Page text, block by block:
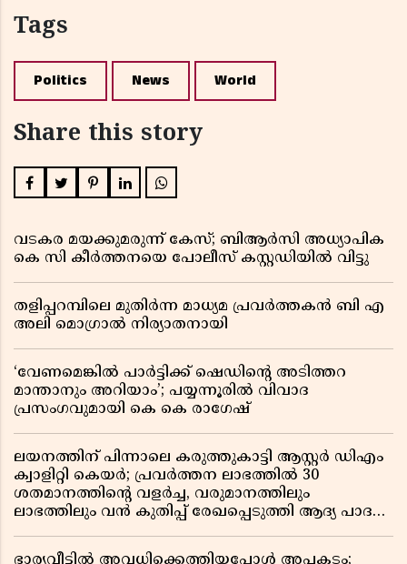
Tags
Politics News World
Share this story
വടകര മയക്കുമരുന്ന് കേസ്; ബിആർസി അധ്യാപിക
കെ സി കീർത്തനയെ പോലീസ് കസ്റ്റഡിയിൽ വിട്ടു
തളിപ്പറമ്പിലെ മുതിർന്ന മാധ്യമ പ്രവർത്തകൻ ബി എ
അലി മൊഗ്രാൽ നിര്യാതനായി
‘വേണമെങ്കിൽ പാർട്ടിക്ക് ഷെഡിൻ്റെ അടിത്തറ
മാന്താനും അറിയാം’; പയ്യന്നൂരിൽ വിവാദ
പ്രസംഗവുമായി കെ കെ രാഗേഷ്
ലയനത്തിന് പിന്നാലെ കരുത്തുകാട്ടി ആസ്റ്റർ ഡിഎം
ക്വാളിറ്റി കെയർ; പ്രവർത്തന ലാഭത്തിൽ 30
ശതമാനത്തിൻ്റെ വളർച്ച, വരുമാനത്തിലും
ലാഭത്തിലും വൻ കുതിപ്പ് രേഖപ്പെടുത്തി ആദ്യ പാദ